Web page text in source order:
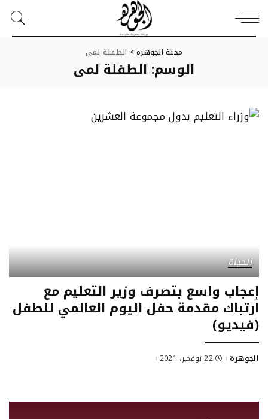
مجلة الجوهرة> الطفلة لمى
الوسم: الطفلة لمى
الحياة
إعجاب واسع بتصرف وزير التعليم مع
ارتباك مقدمة حفل اليوم العالمي للطفل
(فيديو)
Posted
الجوهرة 22 نوفمبر، 2021